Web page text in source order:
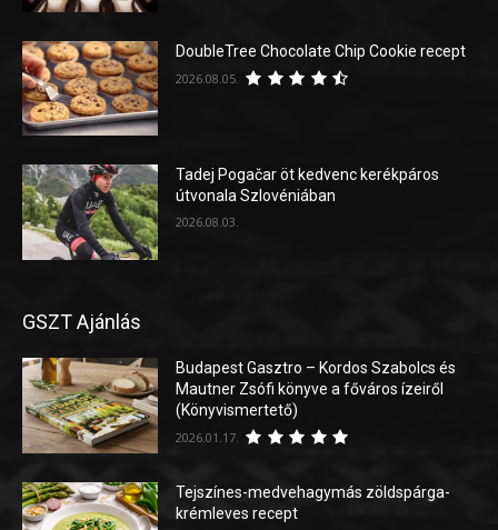
DoubleTree Chocolate Chip Cookie recept
2026.08.05.
Tadej Pogačar öt kedvenc kerékpáros
útvonala Szlovéniában
2026.08.03.
GSZT Ajánlás
Budapest Gasztro – Kordos Szabolcs és
Mautner Zsófi könyve a főváros ízeiről
(Könyvismertető)
2026.01.17.
Tejszínes-medvehagymás zöldspárga-
krémleves recept